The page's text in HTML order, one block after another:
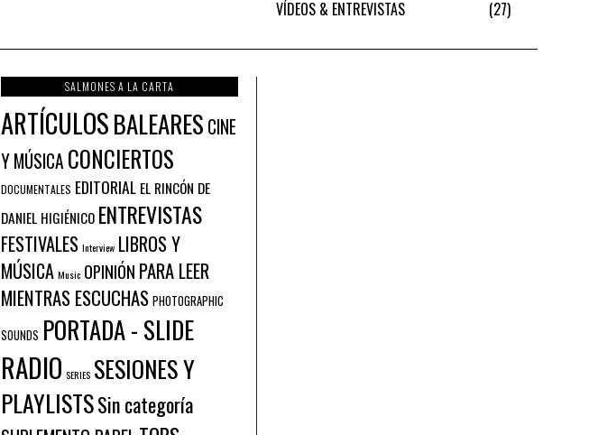
VÍDEOS & ENTREVISTAS
27
SALMONES A LA CARTA
ARTÍCULOSBALEARES CINE
Y MÚSICA CONCIERTOS
DOCUMENTALES EDITORIAL EL RINCÓN DE
DANIEL HIGIÉNICO ENTREVISTAS
FESTIVALES Interview LIBROS Y
MÚSICA Music OPINIÓN PARA LEER
MIENTRAS ESCUCHAS PHOTOGRAPHIC
SOUNDS PORTADA - SLIDE
RADIO SERIES SESIONES Y
PLAYLISTSSin categoría